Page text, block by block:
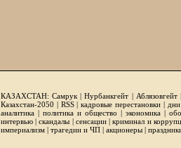
КАЗАХСТАН: Самрук |Нурбанкгейт | Аблязовгейт
Казахстан-2050 | RSS|кадровые перестановки|
аналитика | политика и общество | экономика |
интервью |скандалы | сенсации|криминал и
империализм | трагедии и ЧП | акционеры |